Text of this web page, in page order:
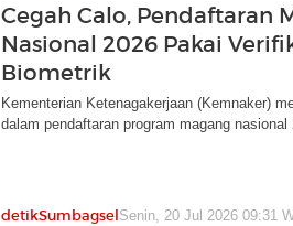
Cegah Calo, Pendaftaran
Nasional 2026 Pakai
Biometrik
Kementerian Ketenagakerjaan (Kemnaker)
dalam pendaftaran program magang nasional
detikSumbagselSenin, 20 Jul 2026 09:31